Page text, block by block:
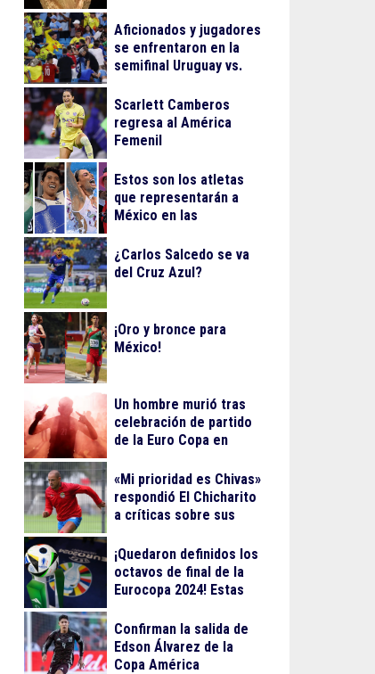
Aficionados y jugadores
se enfrentaron en la
semifinal Uruguay vs.
Scarlett Camberos
regresa al América
Femenil
Estos son los atletas
que representarán a
México en las
¿Carlos Salcedo se va
del Cruz Azul?
¡Oro y bronce para
México!
Un hombre murió tras
celebración de partido
de la Euro Copa en
«Mi prioridad es Chivas»
respondió El Chicharito
a críticas sobre sus
¡Quedaron definidos los
octavos de final de la
Eurocopa 2024! Estas
Confirman la salida de
Edson Álvarez de la
Copa América